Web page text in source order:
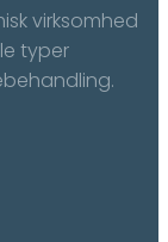
virksomhed
typer